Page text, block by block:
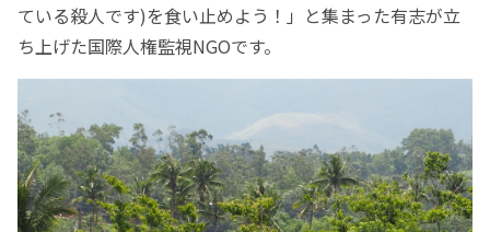
ている殺人です)を食い止めよう！」と集まった有志が立
ち上げた国際人権監視NGOです。